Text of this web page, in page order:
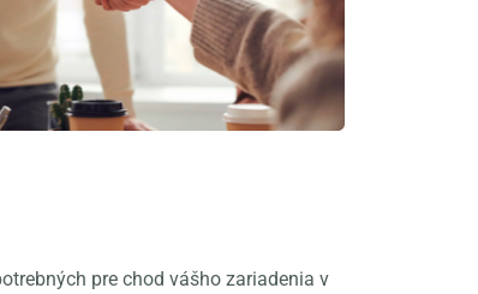
pre chod vášho zariadenia v